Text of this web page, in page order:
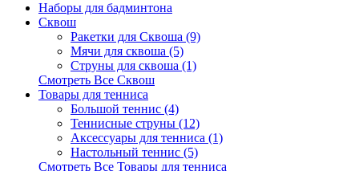
Наборы для бадминтона
Сквош
Ракетки для Сквоша (9)
Мячи для сквоша (5)
Cтруны для сквоша (1)
Смотреть Все Сквош
Товары для тенниса
Большой теннис (4)
Теннисные струны (12)
Аксессуары для тенниса (1)
Настольный теннис (5)
Смотреть Все Товары для тенниса